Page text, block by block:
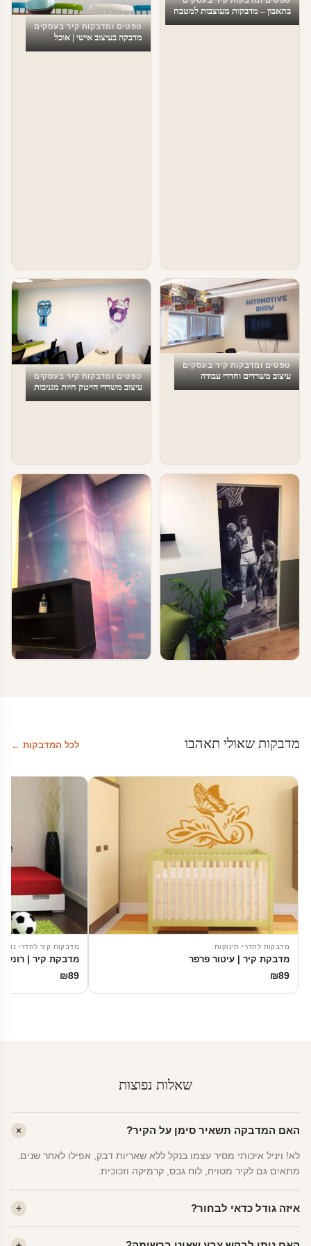
בתאבון – מדבקות מעוצבות למטבח
טפטים ומדבקות קיר בעסקים
מדבקה בעיצוב אישי | אוכל
טפטים ומדבקות קיר בעסקים
עיצוב משרדים וחדרי עבודה טפטים ומדבקות קיר בעסקים
עיצוב משרדי הייטק חיות מגניבות
מדבקות שאולי תאהבו לכל המדבקות ←
מדבקות לחדרי תינוקות
מדבקת קיר | עיטור פרפר
₪89
מדבקות קיר לחדרי נוער
מדבקת קיר | רונלדו
₪89
שאלות נפוצות
האם המדבקה תשאיר סימן על הקיר?
לא! ויניל איכותי מסיר עצמו בנקל ללא שאריות דבק, אפילו לאחר שנים.
מתאים גם לקיר מטויח, לוח גבס, קרמיקה וזכוכית.
איזה גודל כדאי לבחור?